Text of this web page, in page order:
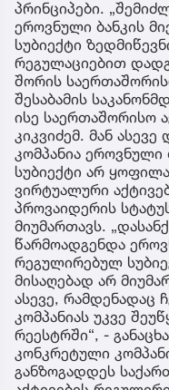
პრინციპები.
ეროვნული ბანკის
სუბიექტი
რეგულაციებით
შორის
შესაბამის
ისე საერთაშორისო
კიკვიძემ. მან
კომპანია
სუბიექტი არ
ვირტუალური
პროვაიდერის
მიუმართავს.
წარმოადგენდა
რეგულირებულ
მისაღებად არ
ასევე, რამდენადაც
კომპანიას უკვე
რეესტრში“, -
კონკრეტული
განზოგადდეს